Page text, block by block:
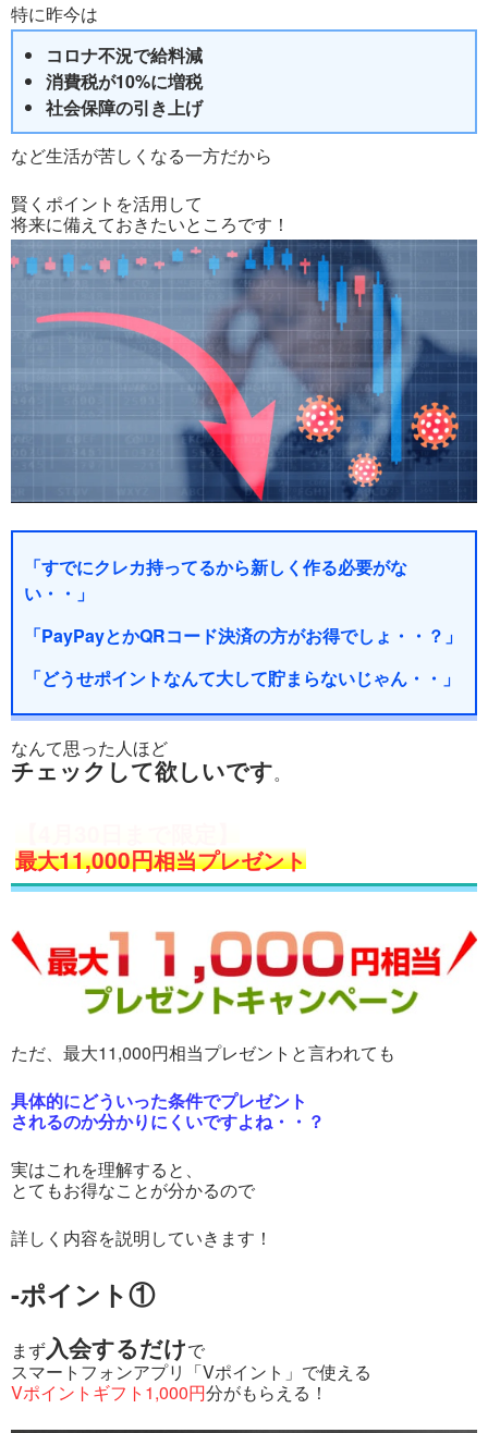
特に昨今は
コロナ不況で給料減
消費税が10%に増税
社会保障の引き上げ
など生活が苦しくなる一方だから
賢くポイントを活用して
将来に備えておきたいところです！
「すでにクレカ持ってるから新しく作る必要がな
い・・」
「PayPayとかQRコード決済の方がお得でしょ・・？」
「どうせポイントなんて大して貯まらないじゃん・・」
なんて思った人ほど
チェックして欲しいです。
最大11,000円相当プレゼント
ただ、最大11,000円相当プレゼントと言われても
具体的にどういった条件でプレゼント
されるのか分かりにくいですよね・・？
実はこれを理解すると、
とてもお得なことが分かるので
詳しく内容を説明していきます！
-ポイント①
まず入会するだけで
スマートフォンアプリ「Vポイント」で使える
Vポイントギフト1,000円分がもらえる！